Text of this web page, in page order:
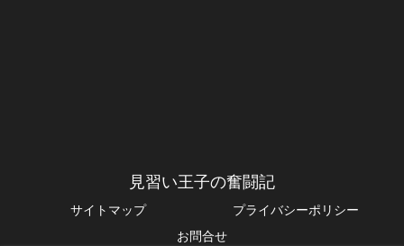
見習い王子の奮闘記
サイトマップ
プライバシーポリシー
お問合せ